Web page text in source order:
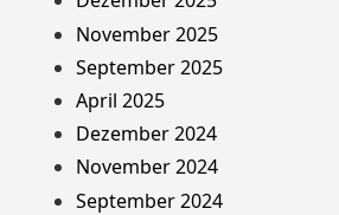
November 2025
September 2025
April 2025
Dezember 2024
November 2024
September 2024